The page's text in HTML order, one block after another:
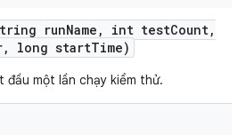
runName , int testCount,
, long startTime)
đầu một lần chạy kiểm thử.